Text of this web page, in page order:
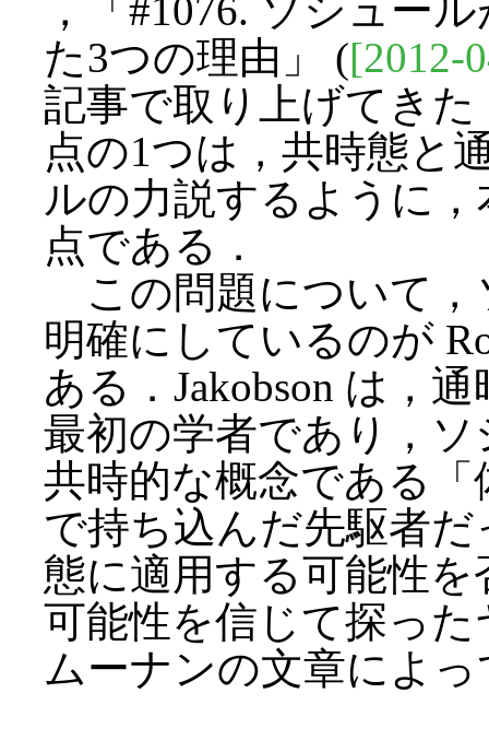
，「#1076. ソシュー
た3つの理由」 ([2012-
記事で取り上げてき
点の1つは，共時態と
ルの力説するように
点である．
この問題について，
明確にしているのが
ある．Jakobson は，
最初の学者であり，
共時的な概念である
で持ち込んだ先駆者
態に適用する可能性
可能性を信じて探っ
ムーナンの文章によ